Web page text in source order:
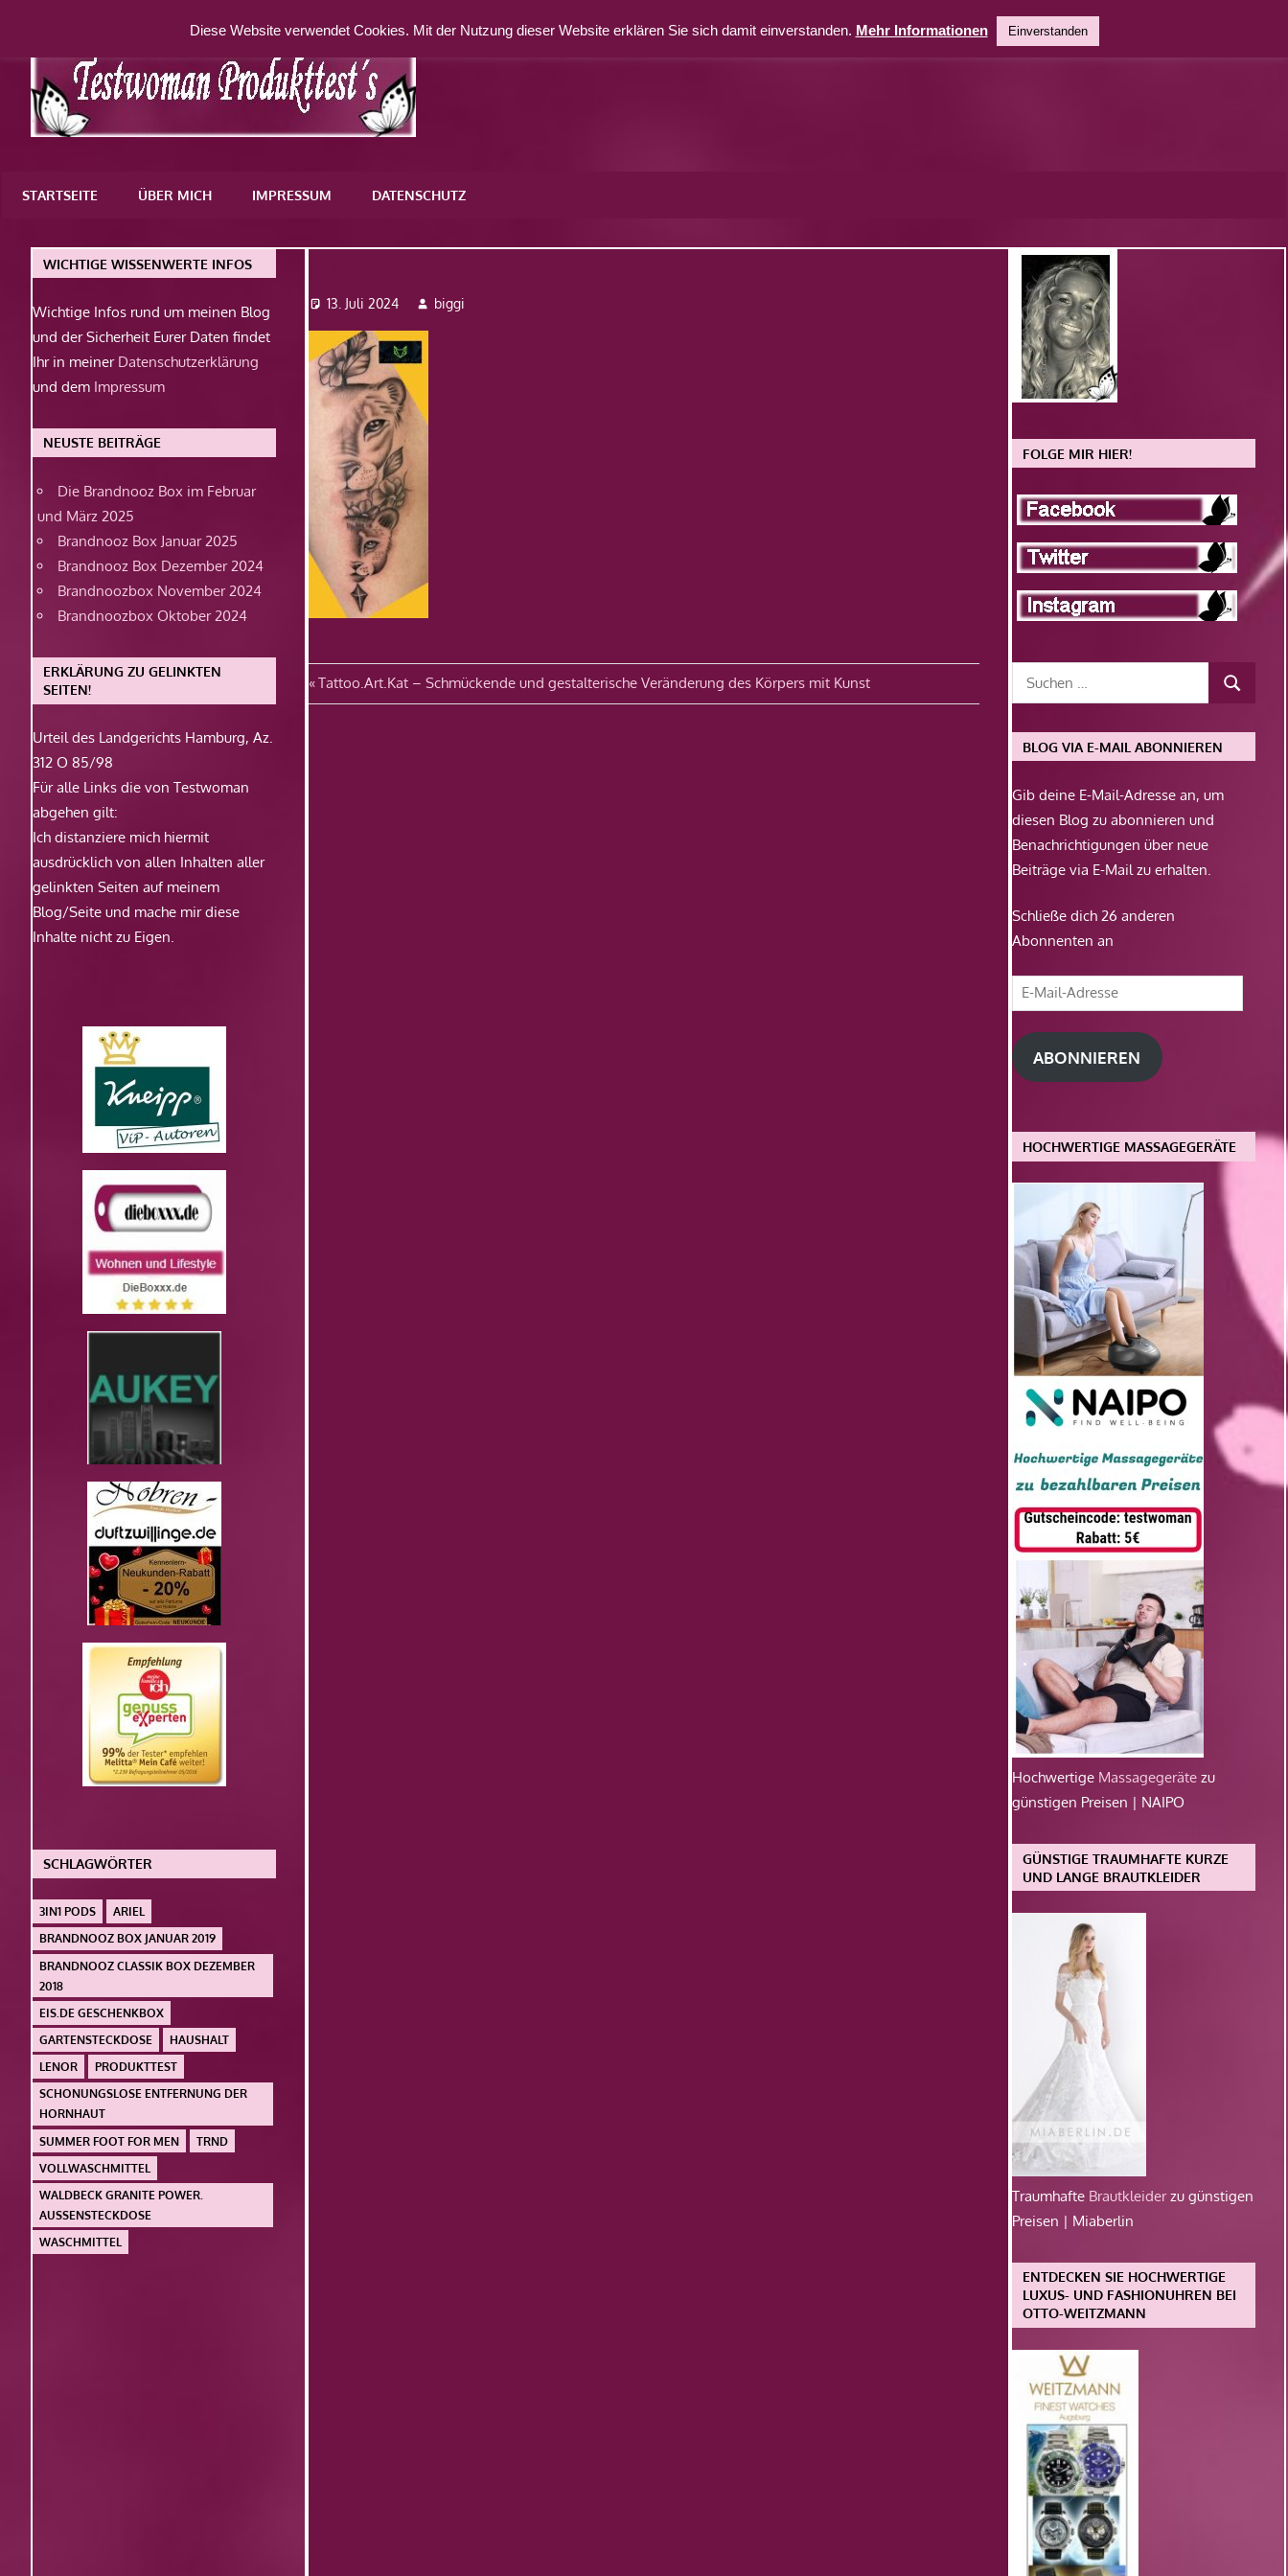
springen
WordPress-
STARTSEITE ÜBER MICH IMPRESSUM DATENSCHUTZ
13. Juli 2024 biggi
Beitragsnavigation
Vorheriger
Beitrag:
Tattoo.Art.Kat – Schmückende und gestalterische Veränderung des Körpers mit Kunst
WICHTIGE WISSENWERTE INFOS
Wichtige Infos rund um meinen Blog
und der Sicherheit Eurer Daten findet
Ihr in meiner Datenschutzerklärung
und dem Impressum
NEUSTE BEITRÄGE
Die Brandnooz Box im Februar
und März 2025
Brandnooz Box Januar 2025
Brandnooz Box Dezember 2024
Brandnoozbox November 2024
Brandnoozbox Oktober 2024
ERKLÄRUNG ZU GELINKTEN
SEITEN!
Urteil des Landgerichts Hamburg, Az.
312 O 85/98
Für alle Links die von Testwoman
abgehen gilt:
Ich distanziere mich hiermit
ausdrücklich von allen Inhalten aller
gelinkten Seiten auf meinem
Blog/Seite und mache mir diese
Inhalte nicht zu Eigen.
SCHLAGWÖRTER
3IN1 PODS
ARIEL
BRANDNOOZ BOX JANUAR 2019
BRANDNOOZ CLASSIK BOX DEZEMBER
2018
EIS.DE GESCHENKBOX
GARTENSTECKDOSE
HAUSHALT
LENOR
PRODUKTTEST
SCHONUNGSLOSE ENTFERNUNG DER
HORNHAUT
SUMMER FOOT FOR MEN
TRND
VOLLWASCHMITTEL
WALDBECK GRANITE POWER.
AUSSENSTECKDOSE
WASCHMITTEL
FOLGE MIR HIER!
BLOG VIA E-MAIL ABONNIEREN
Gib deine E-Mail-Adresse an, um
diesen Blog zu abonnieren und
Benachrichtigungen über neue
Beiträge via E-Mail zu erhalten.
Schließe dich 26 anderen
Abonnenten an
E-
Mail-
Adresse
ABONNIEREN
HOCHWERTIGE MASSAGEGERÄTE
Hochwertige Massagegeräte zu
günstigen Preisen | NAIPO
GÜNSTIGE TRAUMHAFTE KURZE
UND LANGE BRAUTKLEIDER
Traumhafte Brautkleiderzu günstigen
Preisen | Miaberlin
ENTDECKEN SIE HOCHWERTIGE
LUXUS- UND FASHIONUHREN BEI
OTTO-WEITZMANN
Diese Website verwendet Cookies. Mit der Nutzung dieser Website erklären Sie sich damit einverstanden. Mehr Informationen Einverstanden